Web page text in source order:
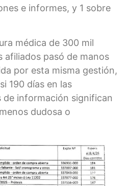
e informes, y 1 sobre
médica de 300 mil
afiliados pasó de manos
por esta misma gestión,
190 días en las
de información significan
dudosa o